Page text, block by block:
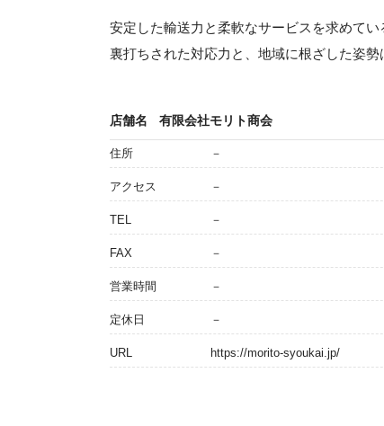
安定した輸送力と柔軟なサービスを求めて
裏打ちされた対応力と、地域に根ざした姿
店舗名 有限会社モリト商会
住所 －
アクセス －
TEL －
FAX －
営業時間 －
定休日 －
URL https://morito-syoukai.jp/